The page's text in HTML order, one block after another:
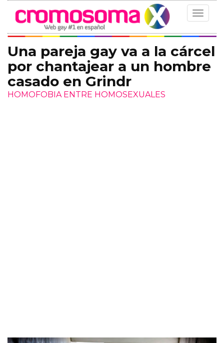
Toggle
Una pareja gay va a la cárcel
por chantajear a un hombre
casado en Grindr
HOMOFOBIA ENTRE HOMOSEXUALES